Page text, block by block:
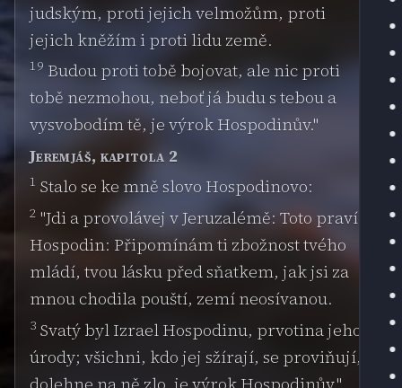
judským, proti jejich velmožům, proti
jejich kněžím i proti lidu země.
19 Budou proti tobě bojovat, ale nic proti
tobě nezmohou, neboť já budu s tebou a
vysvobodím tě, je výrok Hospodinův."
Jeremjáš, kapitola 2
1 Stalo se ke mně slovo Hospodinovo:
2 "Jdi a provolávej v Jeruzalémě: Toto praví
Hospodin: Připomínám ti zbožnost tvého
mládí, tvou lásku před sňatkem, jak jsi za
mnou chodila pouští, zemí neosívanou.
3 Svatý byl Izrael Hospodinu, prvotina jeho
úrody; všichni, kdo jej sžírají, se proviňují,